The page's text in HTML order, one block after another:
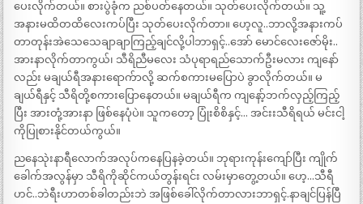
ပေးလိုက်တယ်။ စားပွဲခုံက ညစ်ပတ်နေတယ်။ သုတ်ပေးလိုက်တယ်။ သူ့
အနားမထိတထိလေးကပ်ပြီး သုတ်ပေးလိုက်တာ။ ဟေ့လူ..ဘာလို့အနားကပ်
တာတုန်းအဲသေသေချာချာကြည့်ချင်လို့ပါဘာရှင့်..အော် မောင်လေးဇော်မိုး..
အားနာလိုက်တာကွယ်၊ သီရိညီမလေး သံပုရာရည်သောက်ဦးမလား ကျနော်
လည်း မချယ်ရီအနားရောက်ာလို့ ဆက်စကားမပြောပဲ ခွာလိုက်တယ်။ မ
ချယ်ရီနှင့် သီရိတို့စကားပြောနေတယ်။ မချယ်ရီက ကျနော့်ဘက်လှည့်ကြည့်
ပြီး အားတုံ့အားနာ ဖြစ်နေပုံပဲ။ သူကတော့ ပြုံးစိစိနှင့်… အင်းးသီရိရယ် မင်းငါ့
ကိုပြုစားနိုင်တယ်ကွယ်။
ညနေသုဲးနာရီလောက်အလုပ်ကနေပြနခဲ့တယ်။ ဘုရားကုန်းကျော်ပြီး ကျိုက်
ခေါက်အလွန်မှာ သီရိကိုဆိုင်ကယ်တွန်းရင်း လမ်းမှာတွေ့တယ်။ ဟေ့…သီရီ
ဟင်..ဘဲရီးဟာတစ်ခါတည်းဘဲ အဖြစ်ခေါ်လိုက်တာလားဘာရှင့်.နာချင်ပြန်ပြီ